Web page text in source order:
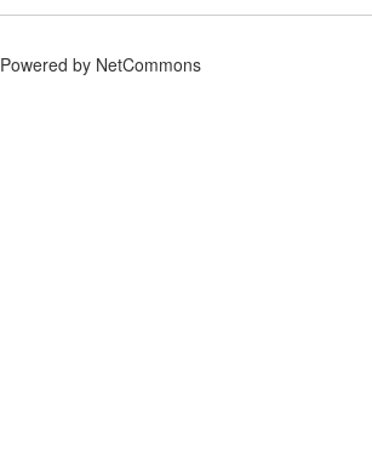
Powered by NetCommons